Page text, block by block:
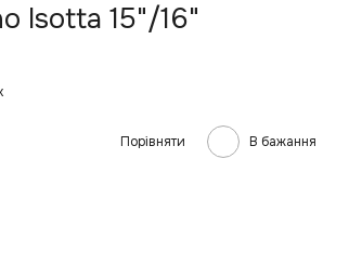
Isotta 15"/16"
Порівняти В бажання